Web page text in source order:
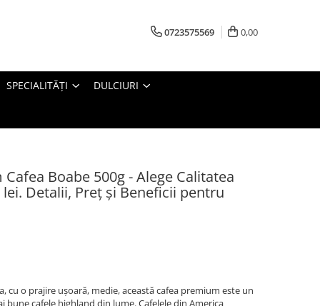
0723575569 0,00
SPECIALITĂȚI DULCIURI
Cafea Boabe 500g - Alege Calitatea
Detalii, Preț și Beneficii pentru
cu o prajire ușoară, medie, această cafea premium este un
bune cafele highland din lume. Cafelele din America